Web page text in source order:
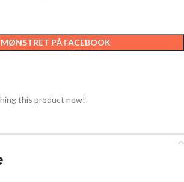
MØNSTRET PÅ FACEBOOK
this product now!